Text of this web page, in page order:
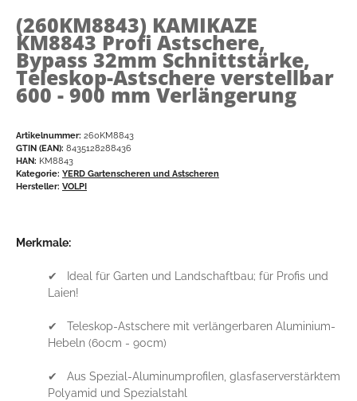
(260KM8843) KAMIKAZE
KM8843 Profi Astschere,
Bypass 32mm Schnittstärke,
Teleskop-Astschere verstellbar
600 - 900 mm Verlängerung
Artikelnummer: 260KM8843
GTIN (EAN): 8435128288436
HAN: KM8843
Kategorie: YERD Gartenscheren und Astscheren
Hersteller: VOLPI
Merkmale:
✔ Ideal für Garten und Landschaftbau; für Profis und
Laien!
✔ Teleskop-Astschere mit verlängerbaren Aluminium-
Hebeln (60cm - 90cm)
✔ Aus Spezial-Aluminumprofilen, glasfaserverstärktem
Polyamid und Spezialstahl